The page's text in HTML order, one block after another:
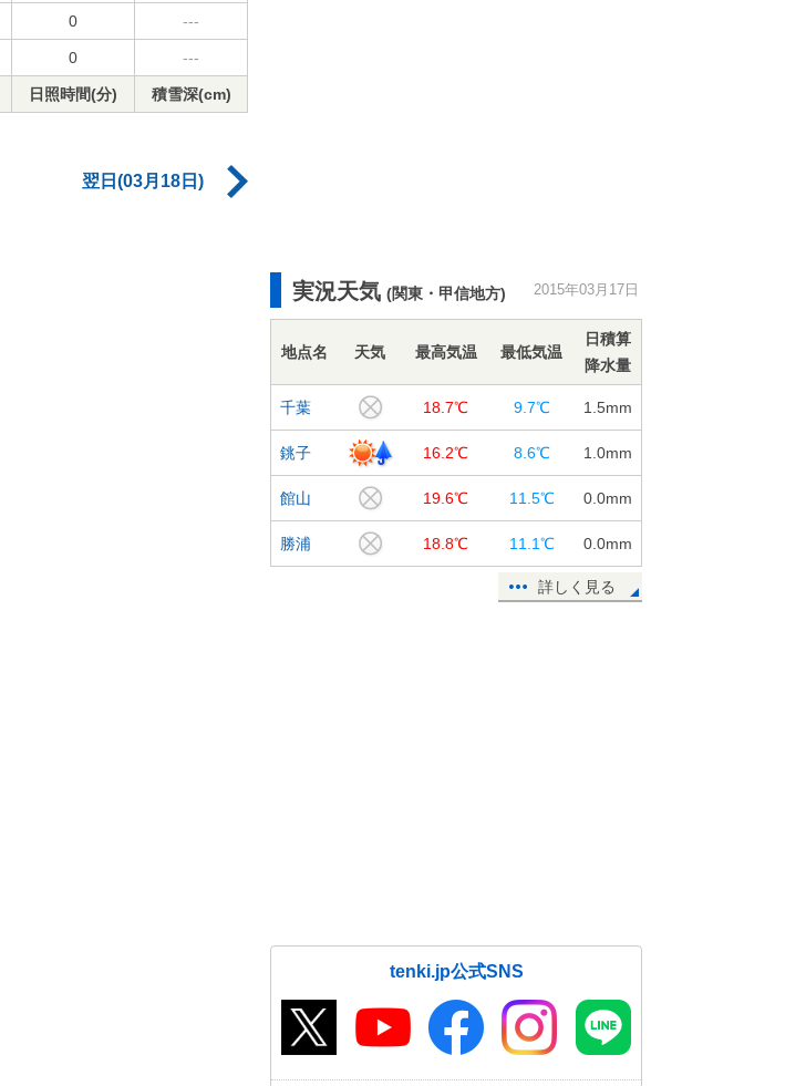
0 ---
0 ---
日照時間(分) 積雪深(cm)
翌日(03月18日)
実況天気 (関東・甲信地方) 2015年03月17日
地点名 天気 最高気温 最低気温
日積算
降水量
千葉 18.7℃ 9.7℃ 1.5mm
銚子 16.2℃ 8.6℃ 1.0mm
館山 19.6℃ 11.5℃ 0.0mm
勝浦 18.8℃ 11.1℃ 0.0mm
詳しく見る
tenki.jp公式SNS